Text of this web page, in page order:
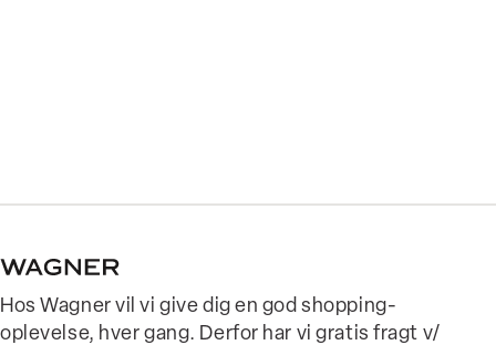
Hos Wagner vil vi give dig en god shopping-
oplevelse, hver gang. Derfor har vi gratis fragt v/